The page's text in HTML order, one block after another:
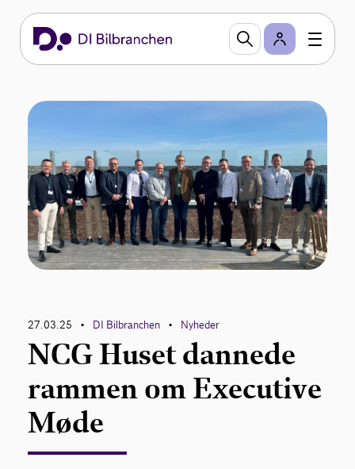
27.03.25 • DI Bilbranchen • Nyheder
NCG Huset dannede
rammen om Executive
Møde